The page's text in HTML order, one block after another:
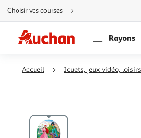
Aller
directement
au
Aller
directement
à
Aller
directement
Choisir vos courses
Rayons
Accueil Jouets, jeux vidéo, loisirs